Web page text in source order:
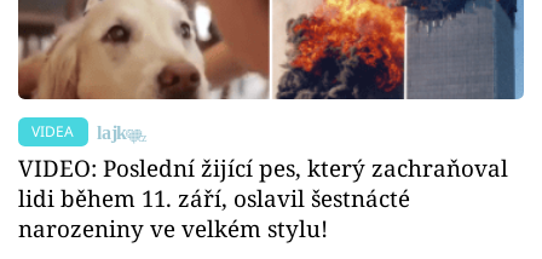
VIDEA
VIDEO: Poslední žijící pes, který zachraňoval
lidi během 11. září, oslavil šestnácté
narozeniny ve velkém stylu!